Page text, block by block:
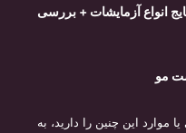
انواع آزمایشات + بررسی
مو
موارد این چنین را دارید، به